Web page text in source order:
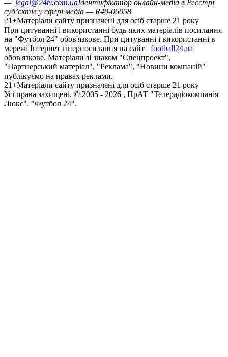
— legal@24tv.com.uaІдентифікатор онлайн-медіа в Реєстрі
суб’єктів у сфері медіа — R40-06058
21+Матеріали сайту призначені для осіб старше 21 року
При цитуванні і використанні будь-яких матеріалів посилання
на "Футбол 24" обов'язкове. При цитуванні і використанні в
мережі Інтернет гіперпосилання на сайт
football24.ua
обов'язкове. Матеріали зі знаком "Спецпроект",
"Партнерський матеріал", "Реклама", "Новини компаній"
публікуємо на правах реклами.
21+Матеріали сайту призначені для осіб старше 21 року
Усi права захищенi. © 2005 - 2026 , ПрАТ "Телерадіокомпанія
Люкс". "Футбол 24".